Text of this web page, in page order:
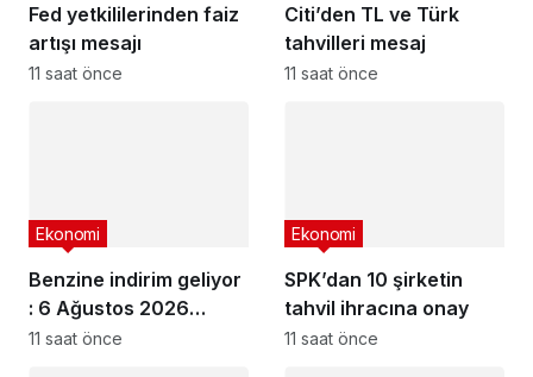
Fed yetkililerinden faiz
artışı mesajı
11 saat önce
Citi’den TL ve Türk
tahvilleri mesaj
11 saat önce
Benzine indirim geliyor
: 6 Ağustos 2026
güncel akaryakıt
Ekonomi
11 saat önce
SPK’dan 10 şirketin
tahvil ihracına onay
Ekonomi
11 saat önce